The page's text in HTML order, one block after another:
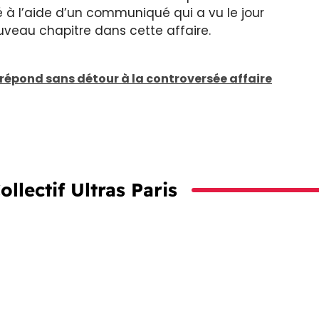
l’aide d’un communiqué qui a vu le jour
chapitre dans cette affaire.
répond sans détour à la controversée affaire
Ultras Paris